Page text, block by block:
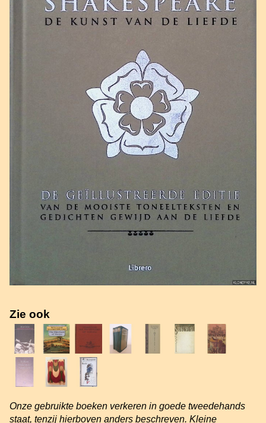
Zie ook
Onze gebruikte boeken verkeren in goede tweedehands
staat, tenzij hierboven anders beschreven. Kleine